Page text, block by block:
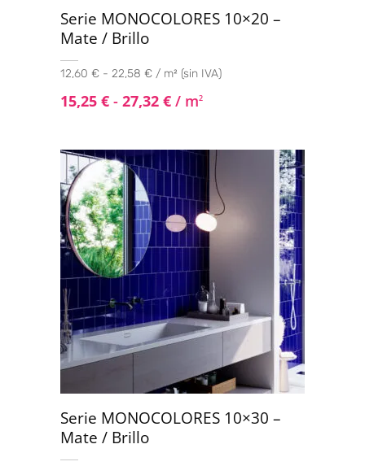
Serie MONOCOLORES 10×20 –
Mate / Brillo
12,60 € - 22,58 € / m² (sin IVA)
15,25 € - 27,32 € / m2
Serie MONOCOLORES 10×30 –
Mate / Brillo